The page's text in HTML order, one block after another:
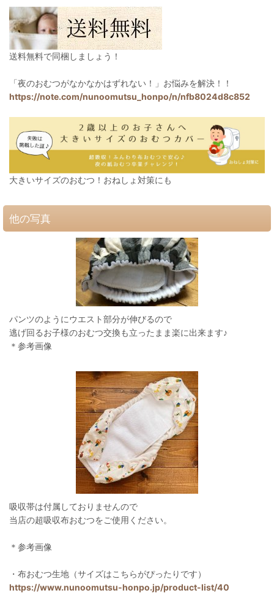
送料無料で同梱しましょう！
「夜のおむつがなかなかはずれない！」お悩みを解決！！
https://note.com/nunoomutsu_honpo/n/nfb8024d8c852
大きいサイズのおむつ！おねしょ対策にも
他の写真
パンツのようにウエスト部分が伸びるので
逃げ回るお子様のおむつ交換も立ったまま楽に出来ます♪
＊参考画像
吸収帯は付属しておりませんので
当店の超吸収布おむつをご使用ください。
＊参考画像
・布おむつ生地（サイズはこちらがぴったりです）
https://www.nunoomutsu-honpo.jp/product-list/40